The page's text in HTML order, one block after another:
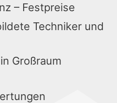
– Festpreise
Techniker und
Großraum